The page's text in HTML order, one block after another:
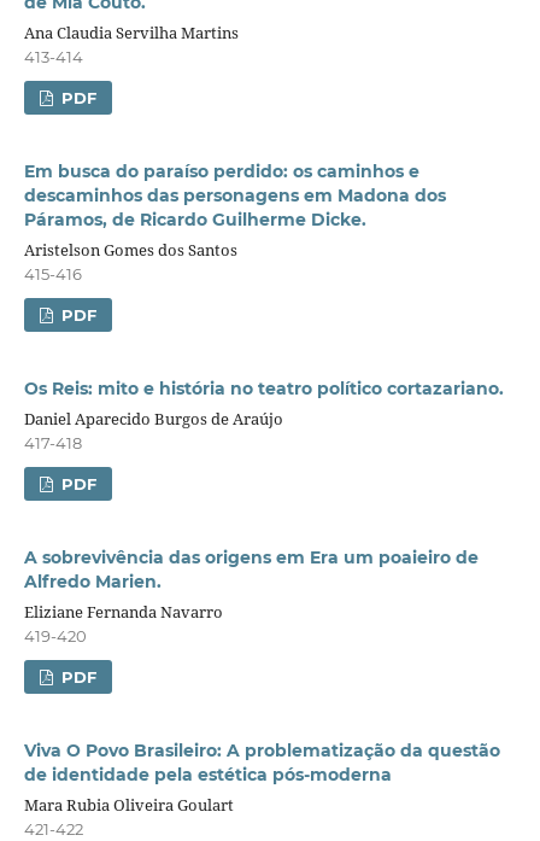
Ana Claudia Servilha Martins
413-414
PDF
Em busca do paraíso perdido: os caminhos e
descaminhos das personagens em Madona dos
Páramos, de Ricardo Guilherme Dicke.
Aristelson Gomes dos Santos
415-416
PDF
Os Reis: mito e história no teatro político cortazariano.
Daniel Aparecido Burgos de Araújo
417-418
PDF
A sobrevivência das origens em Era um poaieiro de
Alfredo Marien.
Eliziane Fernanda Navarro
419-420
PDF
Viva O Povo Brasileiro: A problematização da questão
de identidade pela estética pós-moderna
Mara Rubia Oliveira Goulart
421-422